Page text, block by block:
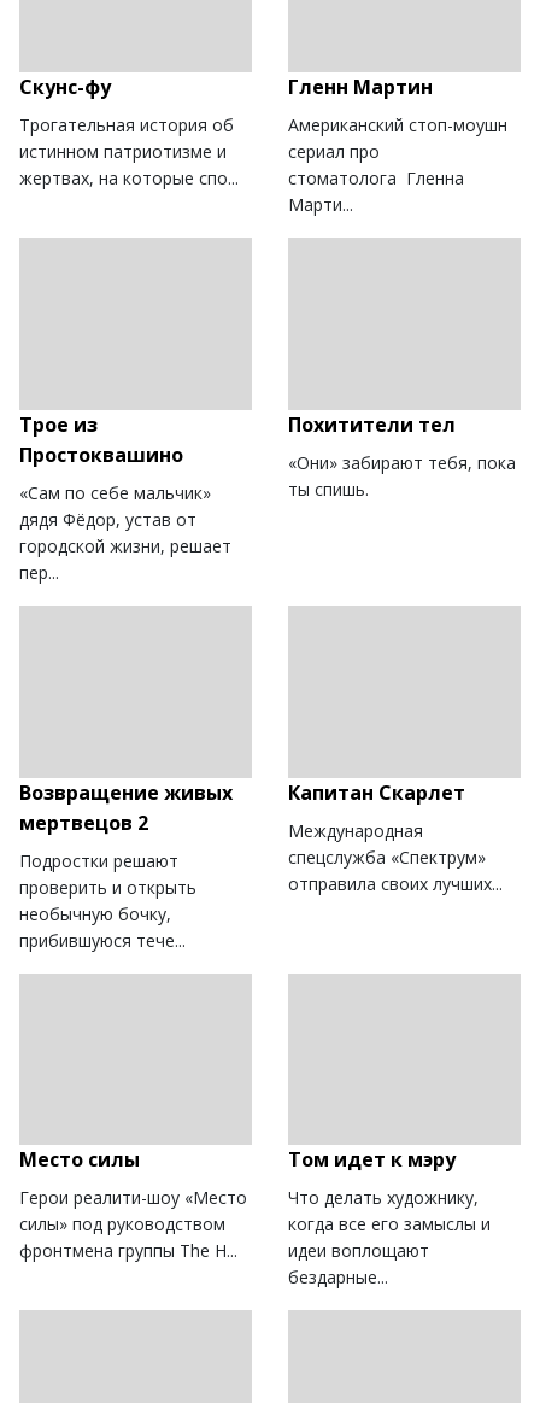
Скунс-фу
Трогательная история об
истинном патриотизме и
жертвах, на которые спо...
Гленн Мартин
Американский стоп-моушн
сериал про
стоматолога Гленна
Марти...
Трое из
Простоквашино
«Сам по себе мальчик»
дядя Фёдор, устав от
городской жизни, решает
пер...
Похитители тел
«Они» забирают тебя, пока
ты спишь.
Возвращение живых
мертвецов 2
Подростки решают
проверить и открыть
необычную бочку,
прибившуюся тече...
Капитан Скарлет
Международная
спецслужба «Cпектрум»
отправила своих лучших...
Место силы
Герои реалити-шоу «Место
силы» под руководством
фронтмена группы The H...
Том идет к мэру
Что делать художнику,
когда все его замыслы и
идеи воплощают
бездарные...